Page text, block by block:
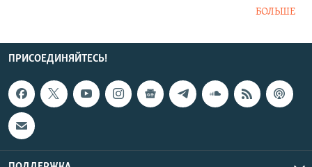
БОЛЬШЕ
ПРИСОЕДИНЯЙТЕСЬ!